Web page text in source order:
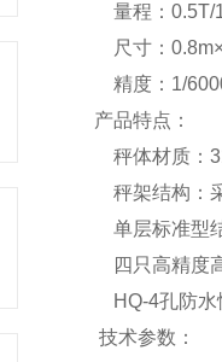
量程：0.5T/
尺寸：
精度：1/
产品特点：
秤体材质：
秤架结构：
单层标准型
四只高精度
HQ-4孔防水
技术参数：